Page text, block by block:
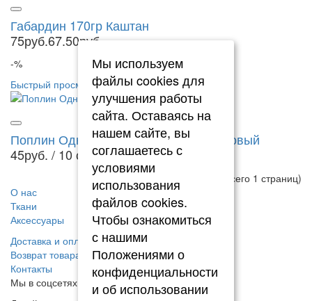
Габардин 170гр Каштан
75руб.67.50руб.
-%
Быстрый просмотр
Поплин Однотонный Розово - Персиковый
45руб. / 10 см
Показано с 1 по 16 из 16 (всего 1 страниц)
О нас
Ткани
Аксессуары
Доставка и оплата
Возврат товара
Контакты
Мы в соцсетях
@europeanfabrics
Мы используем
файлы cookies для
улучшения работы
сайта. Оставаясь на
нашем сайте, вы
соглашаетесь с
условиями
использования
файлов cookies.
Чтобы ознакомиться
с нашими
Положениями о
конфиденциальности
и об использовании